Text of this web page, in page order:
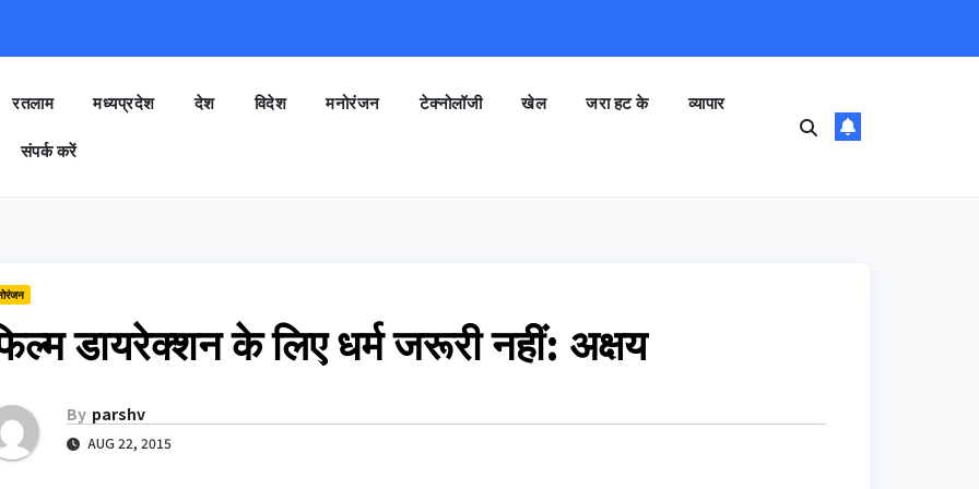
रतलाम मध्यप्रदेश देश विदेश मनोरंजन टेक्नोलॉजी खेल जरा हट के व्यापार
संपर्क करें
डायरेक्शन के लिए धर्म जरूरी नहीं: अक्षय
By parshv
AUG 22, 2015